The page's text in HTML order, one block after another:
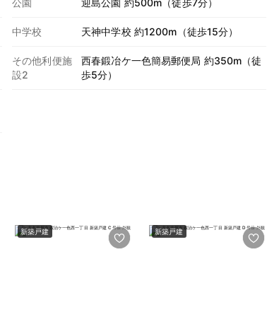
公園 迎島公園 約500m（徒歩7分）
中学校 天神中学校 約1200m（徒歩15分）
その他利便施
設2
西春鍛冶ケ一色簡易郵便局 約350m（徒
歩5分）
新築戸建 新築戸建